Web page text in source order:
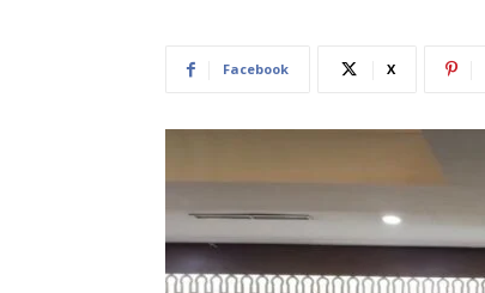
Facebook X